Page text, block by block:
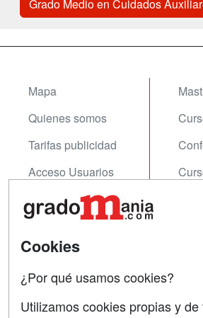
Grado Medio en Cuidados
Mapa
Quienes somos
Tarifas publicidad
Acceso Usuarios
Acceso Centros
Contactar
Cookies
¿Por qué usamos cookies?
Utilizamos cookies propias y